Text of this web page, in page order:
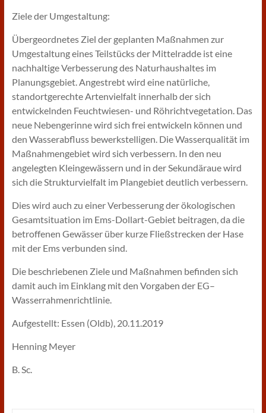
Ziele der Umgestaltung:
Übergeordnetes Ziel der geplanten Maßnahmen zur
Umgestaltung eines Teilstücks der Mittelradde ist eine
nachhaltige Verbesserung des Naturhaushaltes im
Planungsgebiet. Angestrebt wird eine natürliche,
standortgerechte Artenvielfalt innerhalb der sich
entwickelnden Feuchtwiesen- und Röhrichtvegetation. Das
neue Nebengerinne wird sich frei entwickeln können und
den Wasserabfluss bewerkstelligen. Die Wasserqualität im
Maßnahmengebiet wird sich verbessern. In den neu
angelegten Kleingewässern und in der Sekundäraue wird
sich die Strukturvielfalt im Plangebiet deutlich verbessern.
Dies wird auch zu einer Verbesserung der ökologischen
Gesamtsituation im Ems-Dollart-Gebiet beitragen, da die
betroffenen Gewässer über kurze Fließstrecken der Hase
mit der Ems verbunden sind.
Die beschriebenen Ziele und Maßnahmen befinden sich
damit auch im Einklang mit den Vorgaben der EG–
Wasserrahmenrichtlinie.
Aufgestellt: Essen (Oldb), 20.11.2019
Henning Meyer
B. Sc.